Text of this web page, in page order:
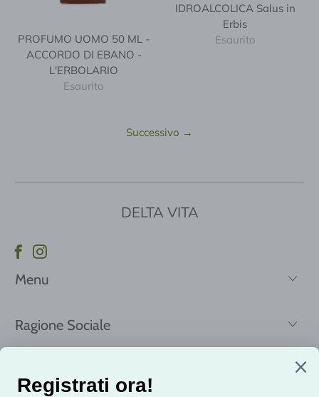
PROFUMO UOMO 50 ML -
ACCORDO DI EBANO -
L'ERBOLARIO
Esaurito
IDROALCOLICA Salus in
Erbis
Esaurito
Successivo →
DELTA VITA
Menu
Ragione Sociale
Email